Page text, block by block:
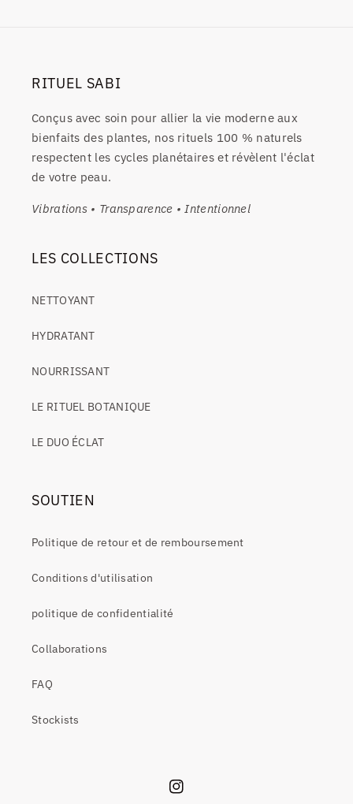
RITUEL SABI
Conçus avec soin pour allier la vie moderne aux
bienfaits des plantes, nos rituels 100 % naturels
respectent les cycles planétaires et révèlent l'éclat
de votre peau.
Vibrations • Transparence • Intentionnel
LES COLLECTIONS
NETTOYANT
HYDRATANT
NOURRISSANT
LE RITUEL BOTANIQUE
LE DUO ÉCLAT
SOUTIEN
Politique de retour et de remboursement
Conditions d'utilisation
politique de confidentialité
Collaborations
FAQ
Stockists
Instagram